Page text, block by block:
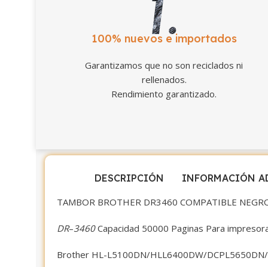
100% nuevos e importados
Garantizamos que no son reciclados ni
rellenados.
Rendimiento garantizado.
DESCRIPCIÓN
INFORMACIÓN
TAMBOR BROTHER DR3460 COMPATIBLE
DR–3460Capacidad 50000 Paginas Para
Brother HL-L5100DN/HLL6400DW/